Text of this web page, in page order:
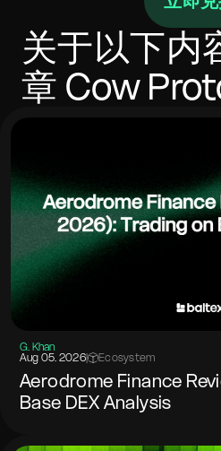
内完成，具体取决于确认次数
络要求，请包含memo/标签。
关于以下内
章 Cow
G. Khan
Aug 05. 2026| Ecosystem
Aerodrome Finance
Base DEX Analysis